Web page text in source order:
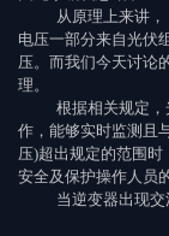
从原理上来讲，
电压一部分来自光伏
压。而我们今天讨论
理。
根据相关规定
作，能够实时监测且
压)超出规定的范围
安全及保护操作人员
当逆变器出现